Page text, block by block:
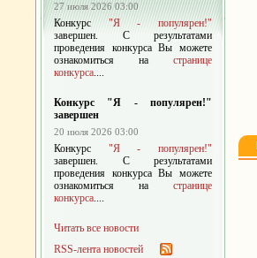
27 июля 2026 03:00
Конкурс"Я - популярен!"
завершен. С результатами
проведения конкурса Вы можете
ознакомиться на странице
конкурса....
Конкурс "Я - популярен!"
завершен
20 июля 2026 03:00
Конкурс "Я - популярен!"
завершен. С результатами
проведения конкурса Вы можете
ознакомиться на странице
конкурса....
Читать все новости
RSS-лента новостей